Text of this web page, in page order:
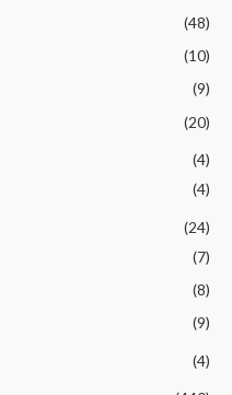
(48)
(10)
(9)
(20)
(4)
(4)
(24)
(7)
(8)
(9)
(4)